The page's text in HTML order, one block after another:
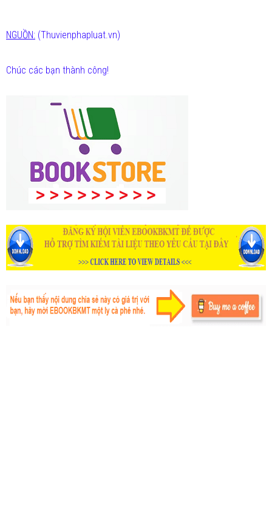
NGUỒN: (Thuvienphapluat.vn)
Chúc các bạn thành công!